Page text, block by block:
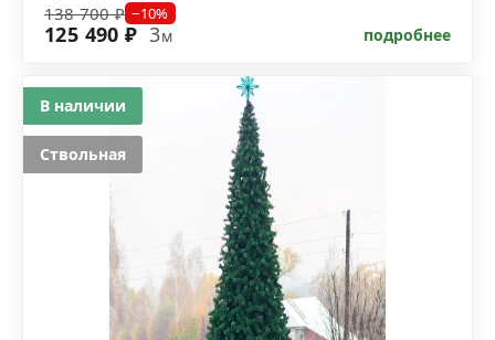
138 700 ₽ −10%
125 490 ₽ 3м подробнее
В наличии
Ствольная